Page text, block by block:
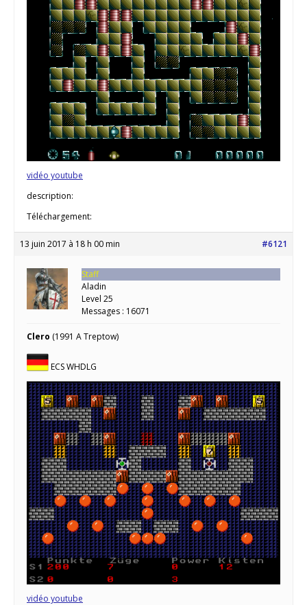
vidéo youtube
description:
Téléchargement:
13 juin 2017 à 18 h 00 min #6121
Staff
Aladin
Level 25
Messages : 16071
Clero (1991 A Treptow)
ECS WHDLG
vidéo youtube